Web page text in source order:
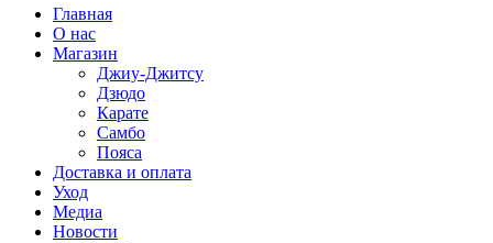
Главная
О нас
Магазин
Джиу-Джитсу
Дзюдо
Карате
Самбо
Пояса
Доставка и оплата
Уход
Медиа
Новости